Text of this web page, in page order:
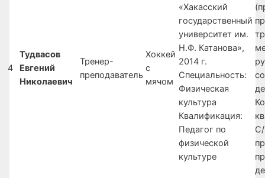
4
Тудвасов
Евгений
Николаевич
Тренер-
преподаватель
Хоккей
с
мячом
«Хакасский
государственный
университет им.
Н.Ф. Катанова»,
2014 г.
Специальность:
Физическая
культура
Квалификация:
Педагог по
физической
культуре
С/